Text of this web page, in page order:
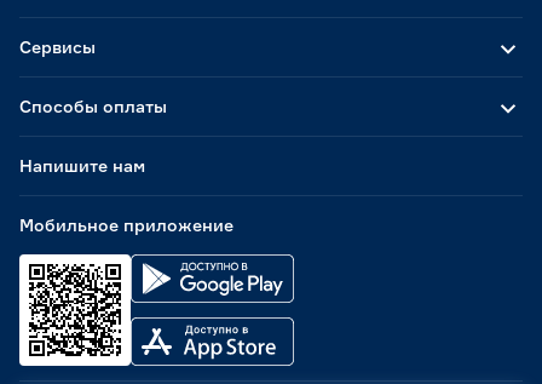
Способы оплаты
Мобильное приложение
Сервисы
Напишите нам